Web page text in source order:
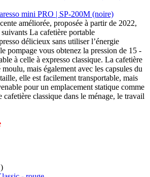
mini PRO | SP-200M (noire)
améliorée, proposée à partir de 2022,
La cafetière portable
délicieux sans utiliser l’énergie
pompage vous obtenez la pression de 15 -
à celle à expresso classique. La cafetière
mais également avec les capsules du
elle est facilement transportable, mais
pour un emplacement statique comme
cafetière classique dans le ménage, le travail